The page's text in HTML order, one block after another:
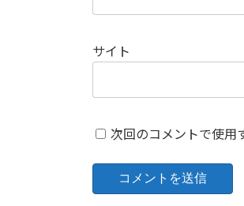
サイト
次回のコメントで使用